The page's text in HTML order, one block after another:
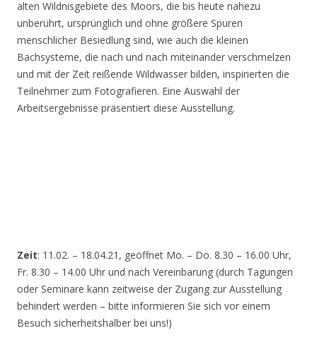
alten Wildnisgebiete des Moors, die bis heute nahezu
unberührt, ursprünglich und ohne größere Spuren
menschlicher Besiedlung sind, wie auch die kleinen
Bachsysteme, die nach und nach miteinander verschmelzen
und mit der Zeit reißende Wildwasser bilden, inspirierten die
Teilnehmer zum Fotografieren. Eine Auswahl der
Arbeitsergebnisse präsentiert diese Ausstellung.
Zeit: 11.02. – 18.04.21, geöffnet Mo. – Do. 8.30 – 16.00 Uhr,
Fr. 8.30 – 14.00 Uhr und nach Vereinbarung (durch Tagungen
oder Seminare kann zeitweise der Zugang zur Ausstellung
behindert werden – bitte informieren Sie sich vor einem
Besuch sicherheitshalber bei uns!)